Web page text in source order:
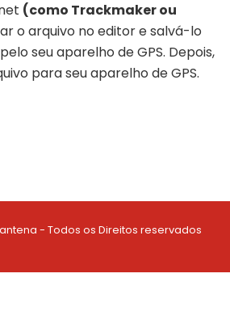
(como Trackmaker ou
o arquivo no editor e salvá-lo
seu aparelho de GPS. Depois,
para seu aparelho de GPS.
- Todos os Direitos reservados